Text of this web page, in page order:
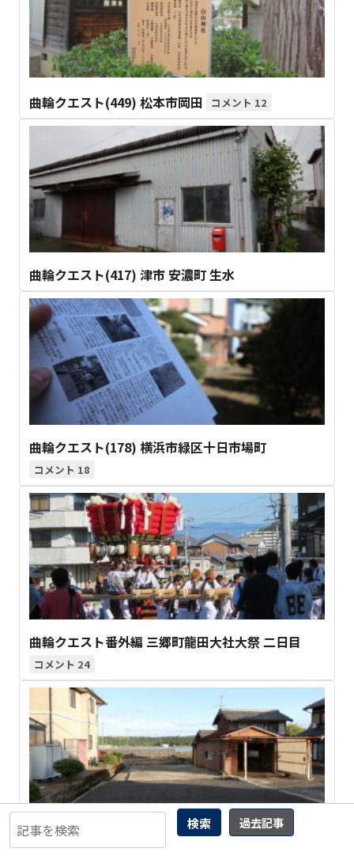
検索 過去記事
曲輪クエスト(449) 松本市岡田 12
曲輪クエスト(417) 津市 安濃町 生水
曲輪クエスト(178) 横浜市緑区十日市場町
18
曲輪クエスト番外編 三郷町龍田大社大祭 二日目
24
曲輪クエスト(412) 甲賀市 土山町北土山 田中